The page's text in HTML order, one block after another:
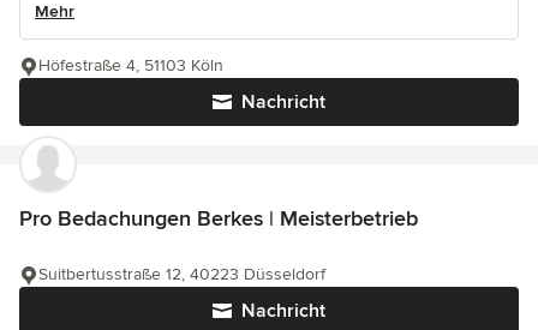
Mehr
Nachricht
Höfestraße 4, 51103 Köln
Pro Bedachungen Berkes | Meisterbetrieb
Nachricht
Suitbertusstraße 12, 40223 Düsseldorf